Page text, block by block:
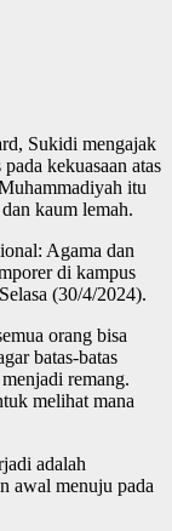
Sukidi mengajak
kekuasaan atas
itu
kaum lemah.
Agama dan
di kampus
(30/4/2024).
orang bisa
batas-batas
remang.
melihat mana
adalah
awal menuju pada